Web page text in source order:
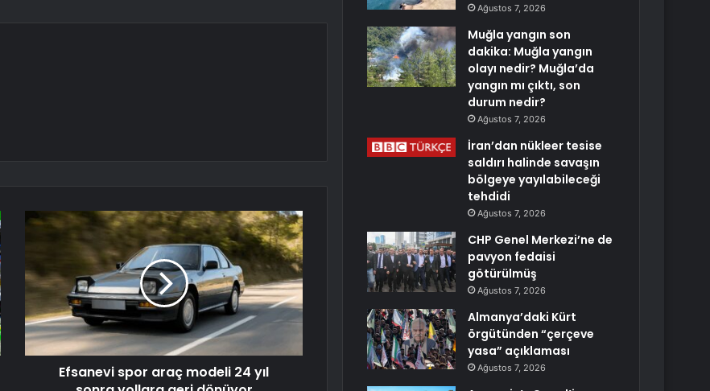
Efsanevi spor araç modeli 24 yıl
Ağustos 7, 2026
Muğla yangın son
dakika: Muğla yangın
olayı nedir? Muğla’da
yangın mı çıktı, son
durum nedir?
Ağustos 7, 2026
İran’dan nükleer tesise
saldırı halinde savaşın
bölgeye yayılabileceği
tehdidi
Ağustos 7, 2026
CHP Genel Merkezi’ne de
pavyon fedaisi
götürülmüş
Ağustos 7, 2026
Almanya’daki Kürt
örgütünden “çerçeve
yasa” açıklaması
Ağustos 7, 2026